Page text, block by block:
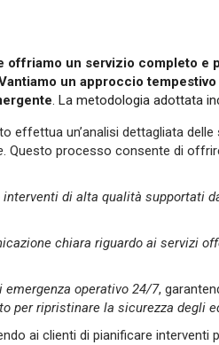
offriamo un servizio completo e
un approccio
. La metodologia adottata
effettua un’analisi dettagliata
. Questo processo consente di
interventi di alta qualità supportati
chiara riguardo ai servizi
emergenza operativo 24/7,
per ripristinare la sicurezza degli
ai clienti di pianificare interventi